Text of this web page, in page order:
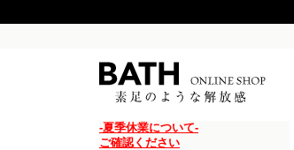
-夏季休業について-
ご確認ください